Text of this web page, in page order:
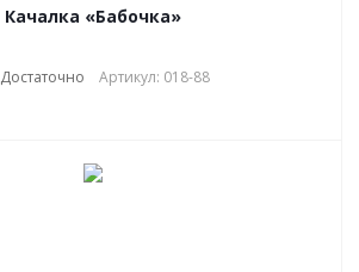
Качалка «Бабочка»
Достаточно Артикул: 018-88